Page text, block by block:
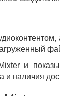
и
наличия